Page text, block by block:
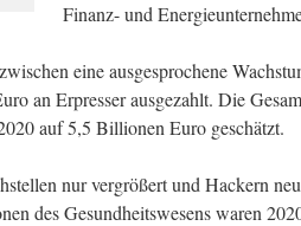
Finanz- und
eine ausgesprochene
an Erpresser ausgezahlt. Die
auf 5,5 Billionen Euro geschätzt.
nur vergrößert und Hackern
des Gesundheitswesens waren